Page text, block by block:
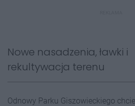
Nowe nasadzenia, ławki i
rekultywacja terenu
Odnowy Parku Giszowieckiego